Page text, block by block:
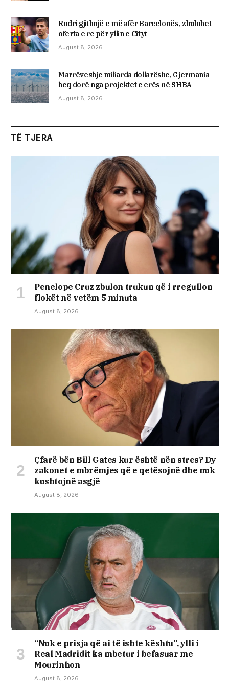
Rodri gjithnjë e më afër Barcelonës, zbulohet
oferta e re për yllin e Cityt
August 8, 2026
Marrëveshje miliarda dollarëshe, Gjermania
heq dorë nga projektet e erës në SHBA
August 8, 2026
TË TJERA
Penelope Cruz zbulon trukun që i rregullon
flokët në vetëm 5 minuta
August 8, 2026
Çfarë bën Bill Gates kur është nën stres? Dy
zakonet e mbrëmjes që e qetësojnë dhe nuk
kushtojnë asgjë
August 8, 2026
“Nuk e prisja që ai të ishte kështu”, ylli i
Real Madridit ka mbetur i befasuar me
Mourinhon
August 8, 2026